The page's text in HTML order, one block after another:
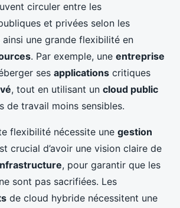
circuler entre les
et privées selon les
une grande flexibilité en
. Par exemple, une entreprise
ses applications critiques
, tout en utilisant un cloud public
de travail moins sensibles.
flexibilité nécessite une gestion
crucial d’avoir une vision claire de
, pour garantir que les
ne sont pas sacrifiées. Les
de cloud hybride nécessitent une